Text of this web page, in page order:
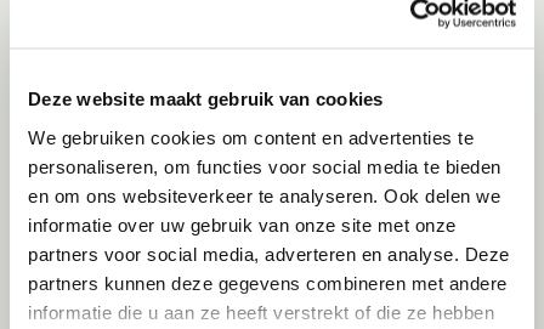
Deze website maakt gebruik van cookies
We gebruiken cookies om content en advertenties te
personaliseren, om functies voor social media te bieden
en om ons websiteverkeer te analyseren. Ook delen we
informatie over uw gebruik van onze site met onze
partners voor social media, adverteren en analyse. Deze
partners kunnen deze gegevens combineren met andere
informatie die u aan ze heeft verstrekt of die ze hebben